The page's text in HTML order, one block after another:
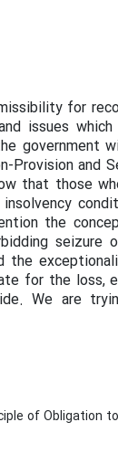
for
issues
government
and
that those
the
seizure
the
for the loss,
We are
of Obligation